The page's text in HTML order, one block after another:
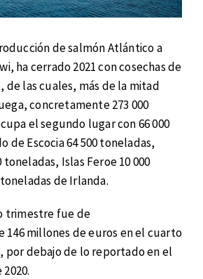
de salmón Atlántico a
ha cerrado 2021 con cosechas de
de las cuales, más de la mitad
concretamente 273 000
el segundo lugar con 66 000
de Escocia 64 500 toneladas,
toneladas, Islas Feroe 10 000
de Irlanda.
trimestre fue de
146 millones de euros en el cuarto
por debajo de lo reportado en el